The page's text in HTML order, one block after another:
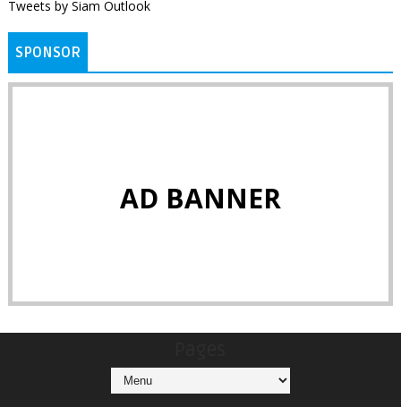
Tweets by Siam Outlook
SPONSOR
AD BANNER